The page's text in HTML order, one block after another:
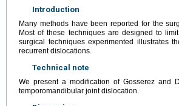
Introduction
Many methods have been reported for the
Most of these techniques are designed to
surgical techniques experimented illustrates
recurrent dislocations.
Technical note
We present a modification of Gosserez and
temporomandibular joint dislocation.